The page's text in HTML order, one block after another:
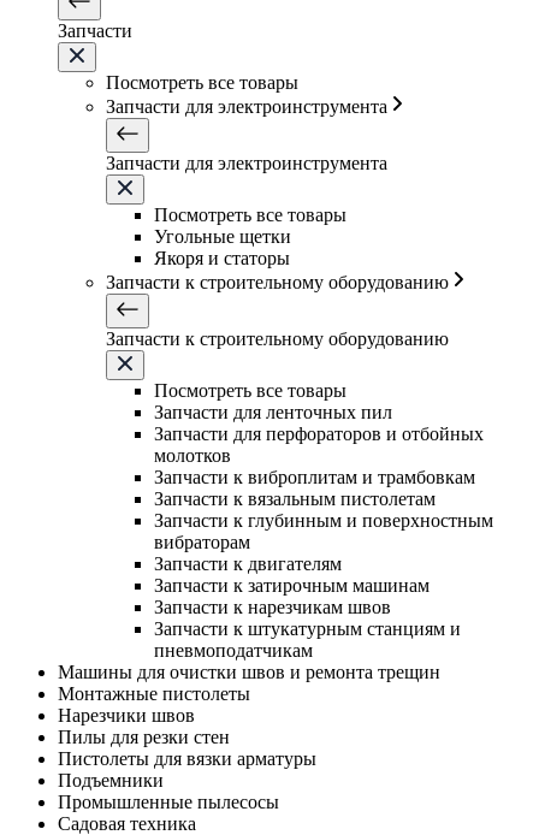
Запчасти
Посмотреть все товары
Запчасти для электроинструмента
Запчасти для электроинструмента
Посмотреть все товары
Угольные щетки
Якоря и статоры
Запчасти к строительному оборудованию
Запчасти к строительному оборудованию
Посмотреть все товары
Запчасти для ленточных пил
Запчасти для перфораторов и отбойных
молотков
Запчасти к виброплитам и трамбовкам
Запчасти к вязальным пистолетам
Запчасти к глубинным и поверхностным
вибраторам
Запчасти к двигателям
Запчасти к затирочным машинам
Запчасти к нарезчикам швов
Запчасти к штукатурным станциям и
пневмоподатчикам
Машины для очистки швов и ремонта трещин
Монтажные пистолеты
Нарезчики швов
Пилы для резки стен
Пистолеты для вязки арматуры
Подъемники
Промышленные пылесосы
Садовая техника